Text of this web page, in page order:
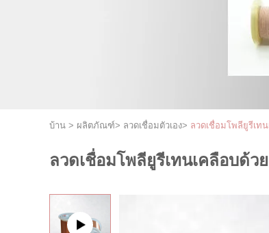
บ้าน > ผลิตภัณฑ์> ลวดเชื่อมตัวเอง> ลวดเชื่อมโพลียูรีเท
ลวดเชื่อมโพลียูรีเทนเคลือบด้